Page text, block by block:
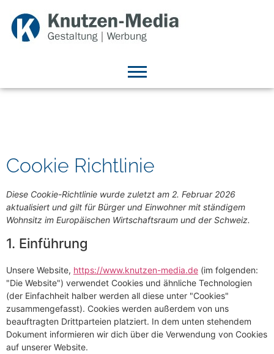
Cookie Richtlinie
Diese Cookie-Richtlinie wurde zuletzt am 2. Februar 2026
aktualisiert und gilt für Bürger und Einwohner mit ständigem
Wohnsitz im Europäischen Wirtschaftsraum und der Schweiz.
1. Einführung
Unsere Website, https://www.knutzen-media.de (im folgenden:
"Die Website") verwendet Cookies und ähnliche Technologien
(der Einfachheit halber werden all diese unter "Cookies"
zusammengefasst). Cookies werden außerdem von uns
beauftragten Drittparteien platziert. In dem unten stehendem
Dokument informieren wir dich über die Verwendung von Cookies
auf unserer Website.